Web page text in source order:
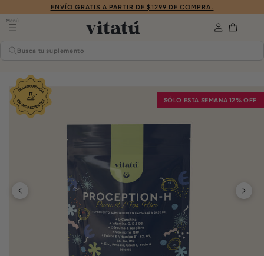
ENVÍO GRATIS A PARTIR DE $1299 DE COMPRA.
Menú
Iniciar
sesión
Carrito
Busca tu suplemento
SÓLO ESTA SEMANA 12% OFF